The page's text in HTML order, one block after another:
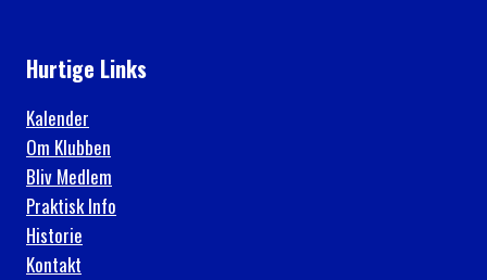
Hurtige Links
Kalender
Om Klubben
Bliv Medlem
Praktisk Info
Historie
Kontakt